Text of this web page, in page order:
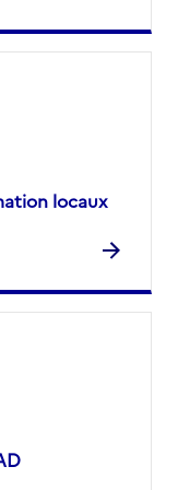
locaux